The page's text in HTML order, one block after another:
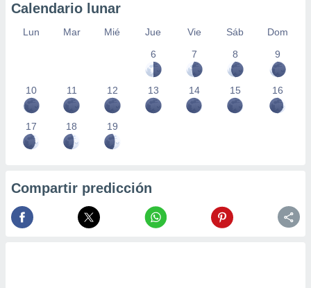
Calendario lunar
Lun Mar Mié Jue Vie Sáb
Dom
6
7 8 9
10 11 12 13 14 15 16
17 18 19
Compartir predicción